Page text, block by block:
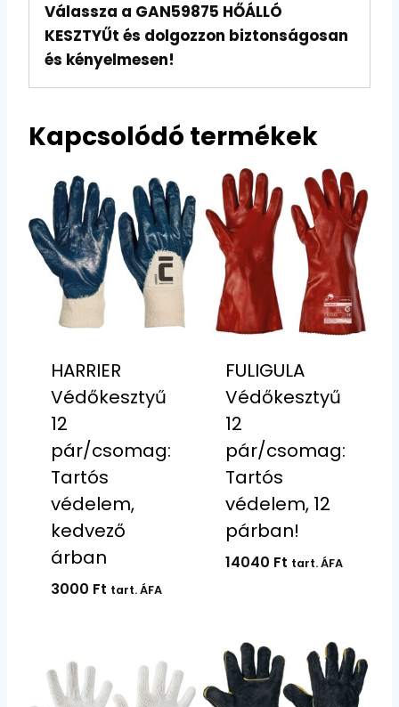
Válassza a GAN59875 HŐÁLLÓ
KESZTYŰt és dolgozzon biztonságosan
és kényelmesen!
Kapcsolódó termékek
HARRIER
Védőkesztyű
12
pár/csomag:
Tartós
védelem,
kedvező
árban
3000 Ft tart. ÁFA
FULIGULA
Védőkesztyű
12
pár/csomag:
Tartós
védelem, 12
párban!
14040 Ft tart. ÁFA